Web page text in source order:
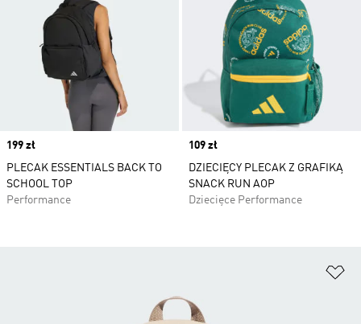
Price
199 zł
PLECAK ESSENTIALS BACK TO
SCHOOL TOP
Performance
Price
109 zł
DZIECIĘCY PLECAK Z GRAFIKĄ
SNACK RUN AOP
Dziecięce Performance